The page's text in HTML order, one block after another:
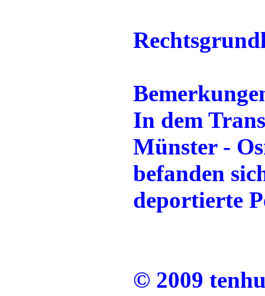
In dem
Münster -
befanden
deportierte
© 2009